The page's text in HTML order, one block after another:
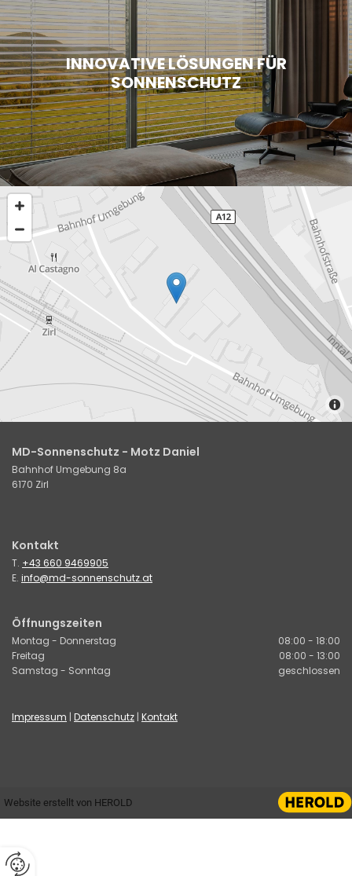
INNOVATIVE LÖSUNGEN FÜR
SONNENSCHUTZ
MD-Sonnenschutz - Motz Daniel
Bahnhof Umgebung 8a
6170 Zirl
Kontakt
T. +43 660 9469905
E. info@md-sonnenschutz.at
Öffnungszeiten
Montag - Donnerstag
08:00 - 18:00
Freitag
08:00 - 13:00
Samstag - Sonntag
geschlossen
Impressum | Datenschutz | Kontakt
Website erstellt von HEROLD